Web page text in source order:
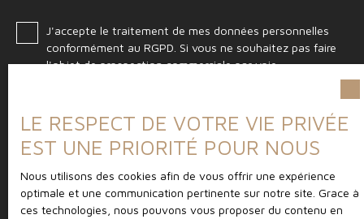
J'accepte le traitement de mes données personnelles
conformément au RGPD. Si vous ne souhaitez pas faire
l'objet de prospection commerciale par voie
prévu par l'article L223-1 du code de la consommation,
sur le site Internet www.bloctel.gouv.fr ou par courrier
adressé à :
Société Worldline, Service Bloctel, CS 61311, 41013
BLOIS CEDEX.
LE RESPECT DE VOTRE VIE PRIVÉE
EST UNE PRIORITÉ POUR NOUS
Nous utilisons des cookies afin de vous offrir une expérience
optimale et une communication pertinente sur notre site. Grace à
ces technologies, nous pouvons vous proposer du contenu en